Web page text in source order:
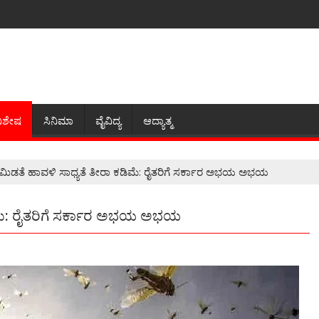
ಸಿನಿಮಾ ವೈವಿದ್ಯ ಆದ್ಯಾತ್ಮ
ಮಿಡತೆ ಹಾವಳಿ ಸಾಧ್ಯತೆ ತೀರಾ ಕಡಿಮೆ: ರೈತರಿಗೆ ಸರ್ಕಾರ ಅಭಯ ಅಭಯ
ರೈತರಿಗೆ ಸರ್ಕಾರ ಅಭಯ ಅಭಯ